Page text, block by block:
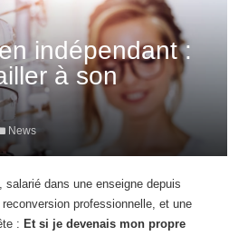
indépendant :
à son
News
dans une enseigne depuis
professionnelle, et une
: Et si je devenais mon propre